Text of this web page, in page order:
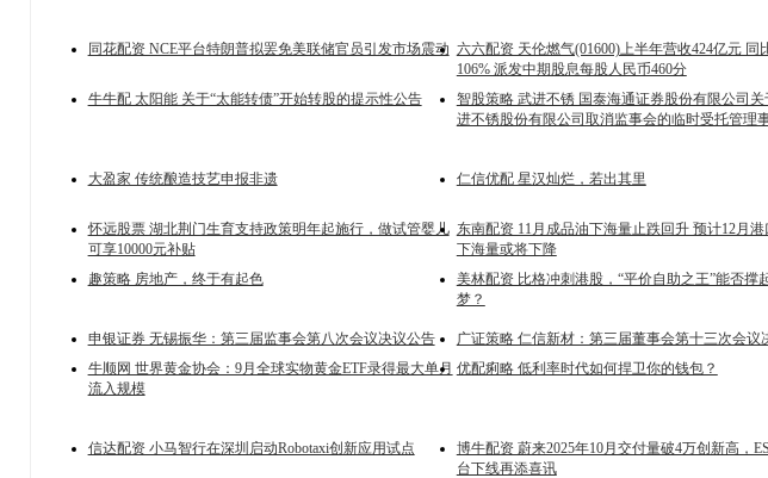
同花配资 NCE平台特朗普拟罢免美联储官员引发市场震动 六六配资 天伦燃气(01600)上半年营收424亿元 同
106% 派发中期股息每股人民币460分
牛牛配 太阳能 关于“太能转债”开始转股的提示性公告
智股策略 武进不锈 国泰海通证券股份有限公司关
进不锈股份有限公司取消监事会的临时受托管理
大盈家 传统酿造技艺申报非遗
仁信优配 星汉灿烂，若出其里
怀远股票 湖北荆门生育支持政策明年起施行，做试管婴儿
可享10000元补贴
东南配资 11月成品油下海量止跌回升 预计12月港
下海量或将下降
趣策略 房地产，终于有起色
美林配资 比格冲刺港股，“平价自助之王”能否撑
梦？
申银证券 无锡振华：第三届监事会第八次会议决议公告
广证策略 仁信新材：第三届董事会第十三次会议
牛顺网 世界黄金协会：9月全球实物黄金ETF录得最大单月
流入规模
优配痢略 低利率时代如何捍卫你的钱包？
信达配资 小马智行在深圳启动Robotaxi创新应用试点
博牛配资 蔚来2025年10月交付量破4万创新高，
台下线再添喜讯